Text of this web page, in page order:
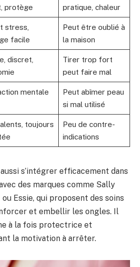
protège
pratique, chaleur
stress,
facile
Peut être oublié à
la maison
discret,
Tirer trop fort
peut faire mal
mentale
Peut abîmer peau
si mal utilisé
toujours
Peu de contre-
indications
s’intégrer efficacement dans
des marques comme Sally
ou Essie, qui proposent des soins
et embellir les ongles. Il
à la fois protectrice et
la motivation à arrêter.